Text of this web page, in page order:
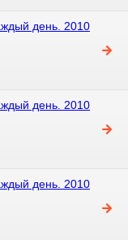
день. 2010
день. 2010
день. 2010